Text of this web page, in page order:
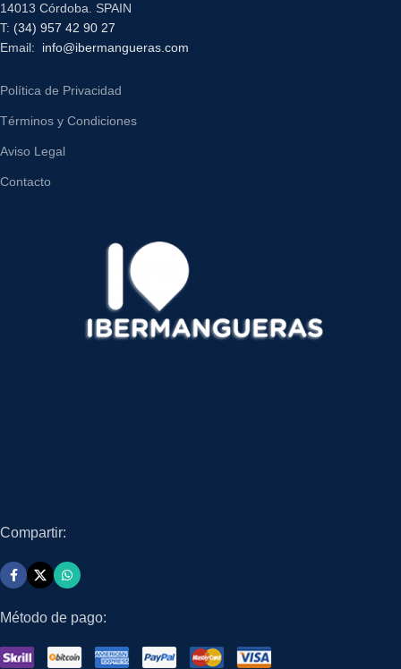
14013 Córdoba. SPAIN
T: (34) 957 42 90 27
Email: info@ibermangueras.com
Política de Privacidad
Términos y Condiciones
Aviso Legal
Contacto
Compartir:
Método de pago: